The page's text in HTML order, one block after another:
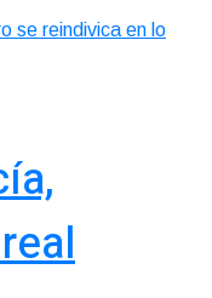
se reindivica en lo